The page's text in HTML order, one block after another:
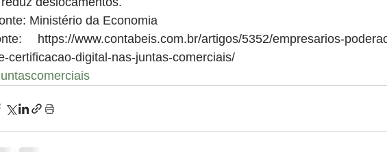
Ministério da Economia
https://www.contabeis.com.br/artigos/5352/empresarios-
certificacao-digital-nas-juntas-comerciais/